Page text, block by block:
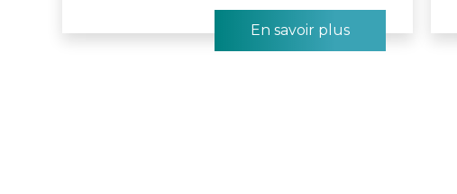
En savoir plus